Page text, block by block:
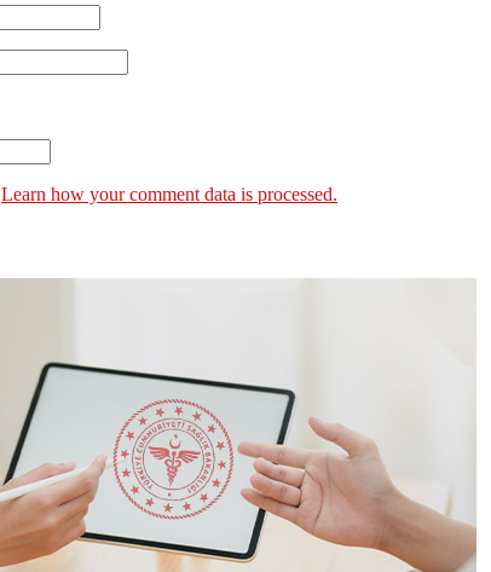
Learn how your comment data is processed.